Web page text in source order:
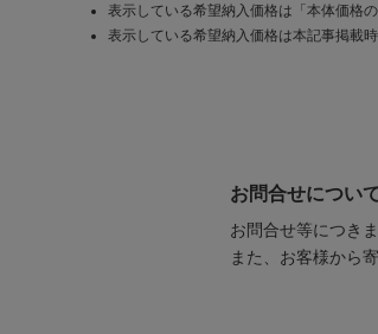
表示している希望納入価格は「本体価格
表示している希望納入価格は本記事掲載時
お問合せについ
お問合せ等につき
また、お客様から